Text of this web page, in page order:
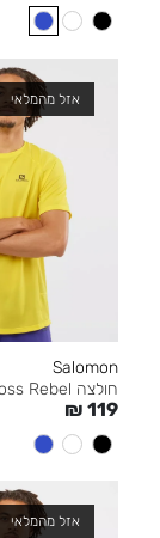
אזל מהמלאי
Salomon
חולצה Cross Rebel
₪ 119
אזל מהמלאי